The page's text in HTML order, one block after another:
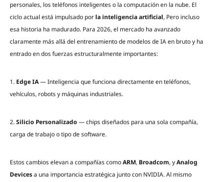
personales, los teléfonos inteligentes o la computación en la nube. El
ciclo actual está impulsado porla inteligencia artificial, Pero incluso
esa historia ha madurado. Para 2026, el mercado ha avanzado
claramente más allá del entrenamiento de modelos de IA en bruto y ha
entrado en dos fuerzas estructuralmente importantes:
1. Edge IA— Inteligencia que funciona directamente en teléfonos,
vehículos, robots y máquinas industriales.
2.Silicio Personalizado — chips diseñados para una sola compañía,
carga de trabajo o tipo de software.
Estos cambios elevan a compañías comoARM, Broadcom, yAnalog
Devicesa una importancia estratégica junto con NVIDIA. Al mismo